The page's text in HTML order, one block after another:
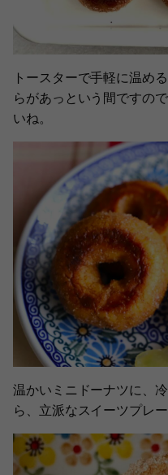
トースターで手軽に温め
らがあっという間ですの
いね。
温かいミニドーナツに、
ら、立派なスイーツプレー